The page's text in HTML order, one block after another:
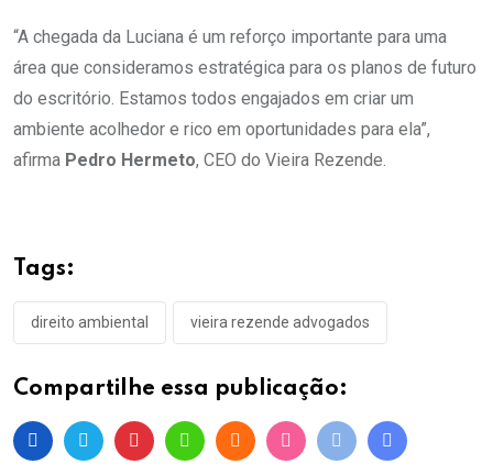
“A chegada da Luciana é um reforço importante para uma
área que consideramos estratégica para os planos de futuro
do escritório. Estamos todos engajados em criar um
ambiente acolhedor e rico em oportunidades para ela”,
afirma Pedro Hermeto, CEO do Vieira Rezende.
Tags:
direito ambiental vieira rezende advogados
Compartilhe essa publicação: